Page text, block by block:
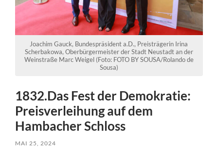
Joachim Gauck, Bundespräsident a.D., Preisträgerin Irina
Scherbakowa, Oberbürgermeister der Stadt Neustadt an der
Weinstraße Marc Weigel (Foto: FOTO BY SOUSA/Rolando de
Sousa)
1832.Das Fest der Demokratie:
Preisverleihung auf dem
Hambacher Schloss
MAI 25, 2024